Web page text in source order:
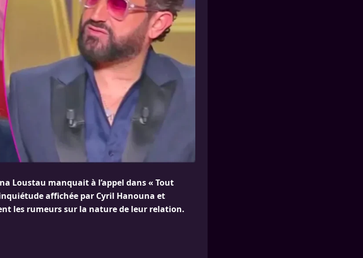
Loustau manquait à l’appel dans « Tout
affichée par Cyril Hanouna et
les rumeurs sur la nature de leur relation.